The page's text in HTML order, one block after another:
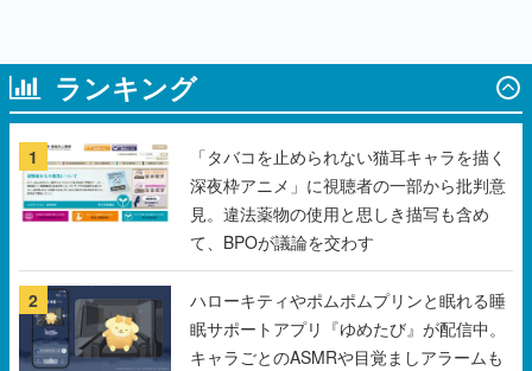
ランキング
1
「タバコを止められない猫耳キャラを描く
深夜枠アニメ」に視聴者の一部から批判意
見。違法薬物の使用と思しき描写も含め
て、BPOが議論を交わす
2
ハローキティやポムポムプリンと眠れる睡
眠サポートアプリ『ゆめたび』が配信中。
キャラごとのASMRや目覚ましアラームも